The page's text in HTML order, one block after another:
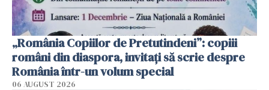
„România Copiilor de Pretutindeni”: copiii
români din diaspora, invitați să scrie despre
România într-un volum special
06 AUGUST 2026